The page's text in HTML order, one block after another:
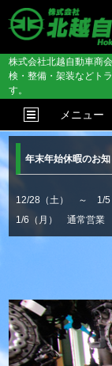
株式会社北越自動車商
検・整備・架装などト
す。
メニュー
年末年始休暇のお
12/28（土） ～ 1/
1/6（月） 通常営業